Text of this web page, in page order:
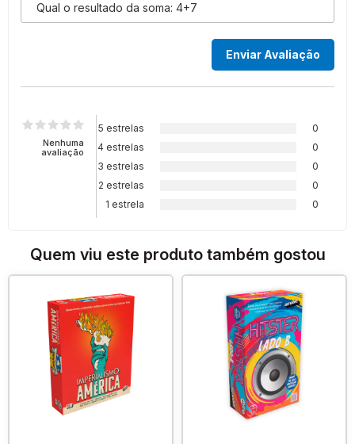
Nenhuma
avaliação
5 estrelas
0
4 estrelas
0
3 estrelas
0
2 estrelas
0
1 estrela
0
Quem viu este produto também gostou